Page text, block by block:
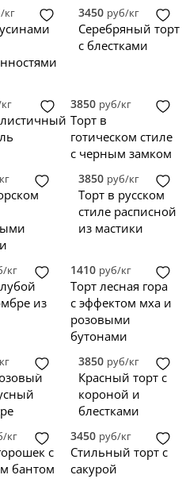
кг 3450 руб/кг
Серебряный торт
с блестками
3850 руб/кг
Торт в
готическом стиле
с черным замком
3850 руб/кг
Торт в русском
стиле расписной
из мастики
кг
из
1410 руб/кг
Торт лесная гора
с эффектом мха и
розовыми
бутонами
3850 руб/кг
Красный торт с
короной и
блестками
кг
с
бантом
3450 руб/кг
Стильный торт с
сакурой